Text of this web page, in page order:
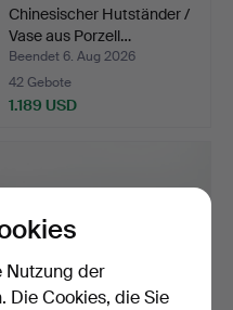
Chinesischer Hutständer /
Vase aus Porzell…
Beendet 6. Aug 2026
42 Gebote
1.189 USD
Nutzung der
Die Cookies, die Sie